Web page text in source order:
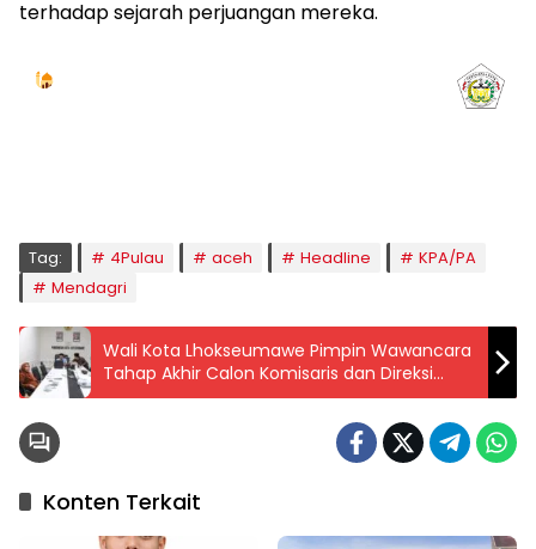
terhadap sejarah perjuangan mereka.
Tag: 4Pulau aceh Headline
KPA/PA
Mendagri
Wali Kota Lhokseumawe Pimpin Wawancara
Tahap Akhir Calon Komisaris dan Direksi
BUMD
Konten Terkait